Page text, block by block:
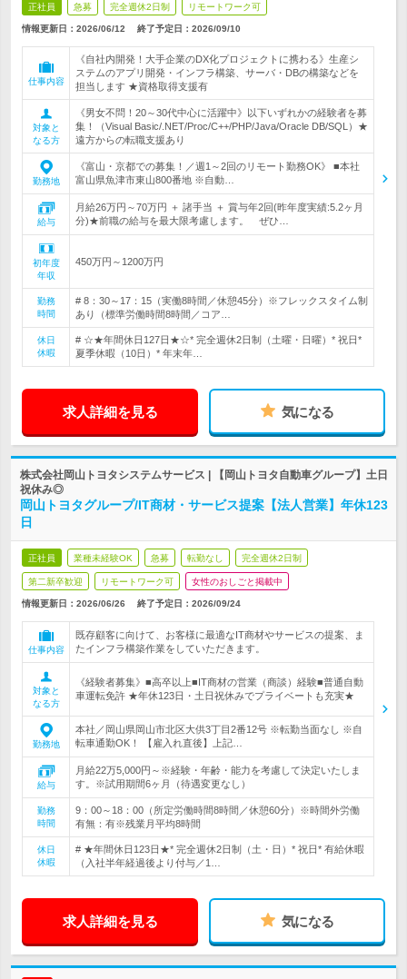
正社員 急募 完全週休2日制 リモートワーク可
情報更新日：2026/06/12 終了予定日： 2026/09/10
仕事内容
《自社内開発！大手企業のDX化プロジェクトに携わる》生産シ
ステムのアプリ開発・インフラ構築、サーバ・DBの構築などを
担当します ★資格取得支援有
対象と
なる方
《男女不問！20～30代中心に活躍中》以下いずれかの経験者を募
集！（Visual Basic/.NET/Proc/C++/PHP/Java/Oracle DB/SQL）★
遠方からの転職支援あり
勤務地
《富山・京都での募集！／週1～2回のリモート勤務OK》 ■本社
富山県魚津市東山800番地 ※自動…
給与
月給26万円～70万円 ＋ 諸手当 ＋ 賞与年2回(昨年度実績:5.2ヶ月
分)★前職の給与を最大限考慮します。 ぜひ…
初年度
年収
450万円～1200万円
勤務
時間
# 8：30～17：15（実働8時間／休憩45分）※フレックスタイム制
あり（標準労働時間8時間／コア…
休日
休暇
# ☆★年間休日127日★☆* 完全週休2日制（土曜・日曜）* 祝日*
夏季休暇（10日）* 年末年…
求人詳細を見る 気になる
株式会社岡山トヨタシステムサービス | 【岡山トヨタ自動車グループ】土日
祝休み◎
岡山トヨタグループ/IT商材・サービス提案【法人営業】年休123
日
正社員 業種未経験OK 急募 転勤なし 完全週休2日制
第二新卒歓迎 リモートワーク可 女性のおしごと掲載中
情報更新日：2026/06/26 終了予定日： 2026/09/24
仕事内容
既存顧客に向けて、お客様に最適なIT商材やサービスの提案、ま
たインフラ構築作業をしていただきます。
対象と
なる方
《経験者募集》■高卒以上■IT商材の営業（商談）経験■普通自動
車運転免許 ★年休123日・土日祝休みでプライベートも充実★
勤務地
本社／岡山県岡山市北区大供3丁目2番12号 ※転勤当面なし ※自
転車通勤OK！ 【雇入れ直後】上記…
給与
月給22万5,000円～※経験・年齢・能力を考慮して決定いたしま
す。※試用期間6ヶ月（待遇変更なし）
勤務
時間
9：00～18：00（所定労働時間8時間／休憩60分）※時間外労働
有無：有※残業月平均8時間
休日
休暇
# ★年間休日123日★* 完全週休2日制（土・日）* 祝日* 有給休暇
（入社半年経過後より付与／1…
求人詳細を見る 気になる